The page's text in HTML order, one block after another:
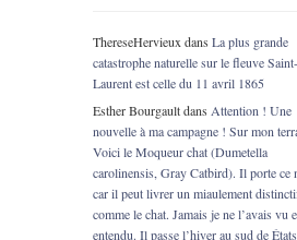
ThereseHervieux dans La plus grande
catastrophe naturelle sur le fleuve Saint-
Laurent est celle du 11 avril 1865
Esther Bourgaultdans Attention ! Une
nouvelle à ma campagne ! Sur mon
Voici le Moqueur chat (Dumetella
carolinensis, Gray Catbird). Il porte ce
car il peut livrer un miaulement
comme le chat. Jamais je ne l’avais vu
entendu. Il passe l’hiver au sud de